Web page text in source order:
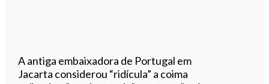
A antiga embaixadora de Portugal em
Jacarta considerou “ridícula” a coima